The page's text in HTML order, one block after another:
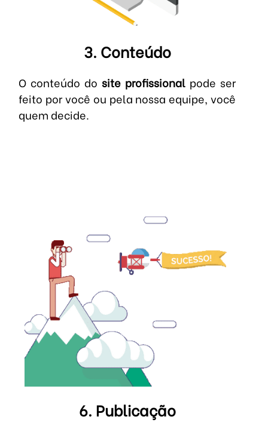
3. Conteúdo
O conteúdo dosite profissional pode ser
feito por você ou pela nossa equipe, você
quem decide.
6. Publicação